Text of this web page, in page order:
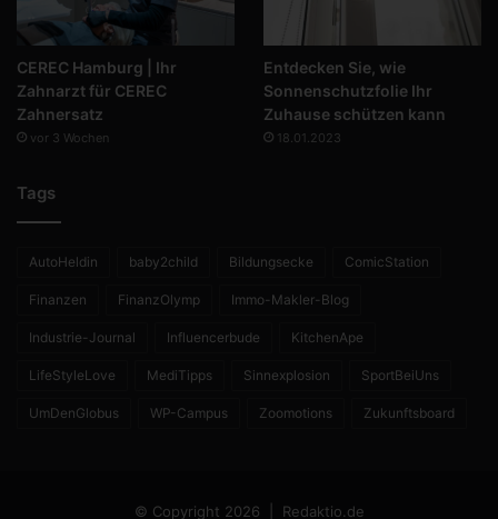
CEREC Hamburg | Ihr
Zahnarzt für CEREC
Zahnersatz
vor 3 Wochen
Entdecken Sie, wie
Sonnenschutzfolie Ihr
Zuhause schützen kann
18.01.2023
Tags
AutoHeldin baby2child Bildungsecke ComicStation
Finanzen FinanzOlymp Immo-Makler-Blog
Industrie-Journal Influencerbude KitchenApe
LifeStyleLove MediTipps Sinnexplosion SportBeiUns
UmDenGlobus WP-Campus Zoomotions Zukunftsboard
© Copyright 2026 | Redaktio.de